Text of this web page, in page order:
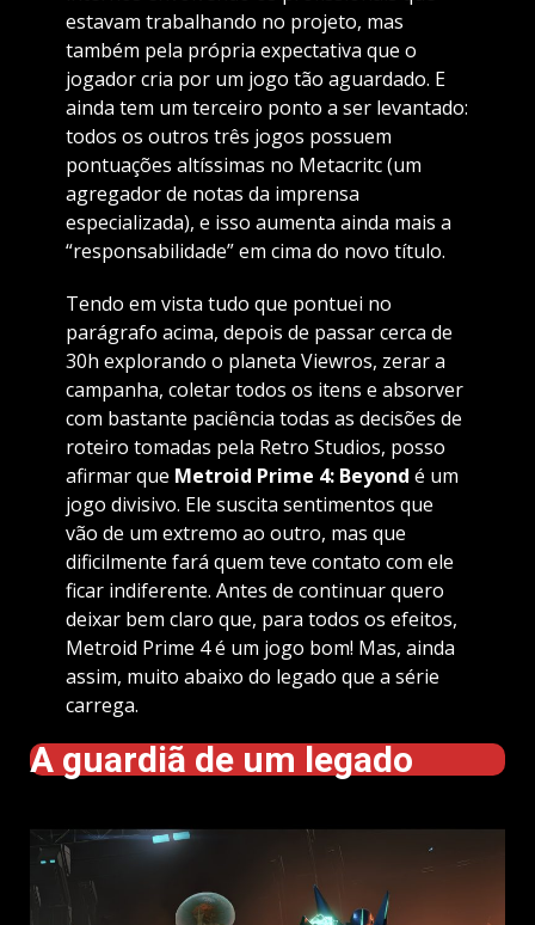
estavam trabalhando no projeto, mas
também pela própria expectativa que o
jogador cria por um jogo tão aguardado. E
ainda tem um terceiro ponto a ser levantado:
todos os outros três jogos possuem
pontuações altíssimas no Metacritc (um
agregador de notas da imprensa
especializada), e isso aumenta ainda mais a
“responsabilidade” em cima do novo título.
Tendo em vista tudo que pontuei no
parágrafo acima, depois de passar cerca de
30h explorando o planeta Viewros, zerar a
campanha, coletar todos os itens e absorver
com bastante paciência todas as decisões de
roteiro tomadas pela Retro Studios, posso
afirmar que Metroid Prime 4: Beyond é um
jogo divisivo. Ele suscita sentimentos que
vão de um extremo ao outro, mas que
dificilmente fará quem teve contato com ele
ficar indiferente. Antes de continuar quero
deixar bem claro que, para todos os efeitos,
Metroid Prime 4 é um jogo bom! Mas, ainda
assim, muito abaixo do legado que a série
carrega.
A guardiã de um legado